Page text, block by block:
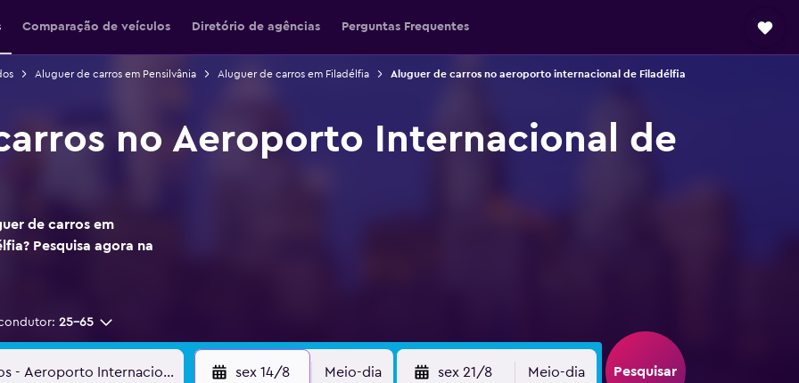
Comparação de veículos Diretório de agências Perguntas Frequentes
Aluguer de carros em Pensilvânia Aluguer de carros em Filadélfia Aluguer de carros no aeroporto internacional de Filadélfia
no Aeroporto Internacional de
de carros em
Pesquisa agora na
25-65
sex 14/8 Meio-dia sex 21/8 Meio-dia Pesquisar